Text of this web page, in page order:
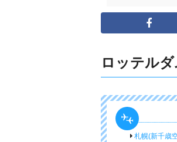
ロッテル
札幌(新千歳